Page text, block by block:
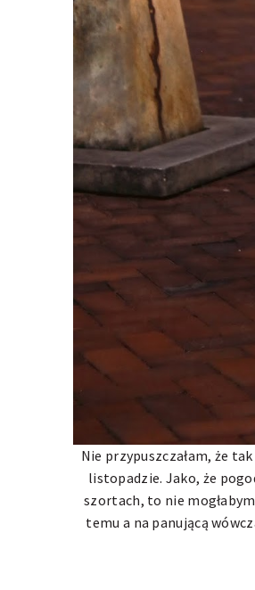
Nie przypuszczałam, że
listopadzie. Jako, że
szortach, to nie
temu a na panującą